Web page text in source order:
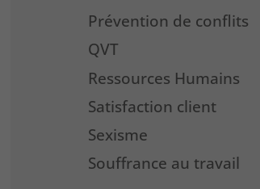
Prévention de conflits
QVT
Ressources Humains
Satisfaction client
Sexisme
Souffrance au travail